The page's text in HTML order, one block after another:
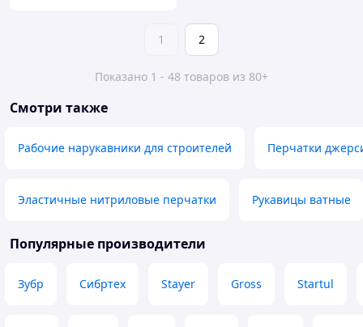
1 2
Показано 1 - 48 товаров из 80+
Смотри также
Рабочие нарукавники для строителей Перчатки
Эластичные нитриловые перчатки Рукавицы ватные
Популярные производители
Зубр Сибртех Stayer Gross Startul